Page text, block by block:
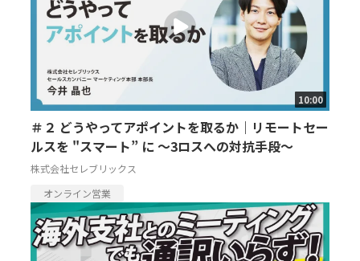
10:00
＃２ どうやってアポイントを取るか｜リモートセー
ルスを "スマート” に ～3ロスへの対抗手段～
株式会社セレブリックス
オンライン営業